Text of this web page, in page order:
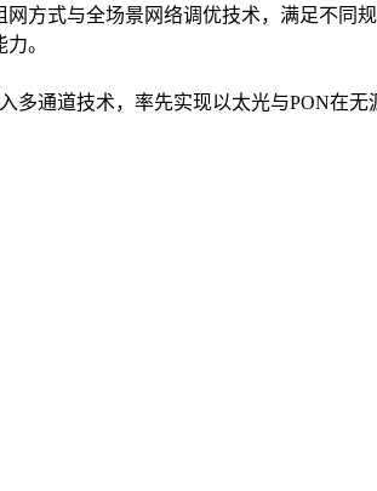
方式与全场景网络调优技术，满足不
。
多通道技术，率先实现以太光与PON在无